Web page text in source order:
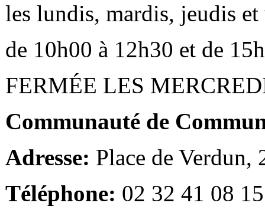
les lundis, mardis, jeudis et
de 10h00 à 12h30 et de
FERMÉE LES
Communauté de
Adresse: Place de Verdun,
Téléphone: 02 32 41 08 15